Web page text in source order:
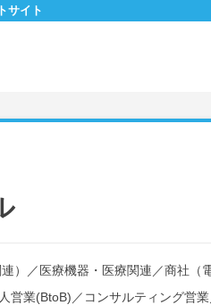
サイト
） ／ 医療機器・医療関連 ／商社（
営業(BtoB) ／ コンサルティング営業